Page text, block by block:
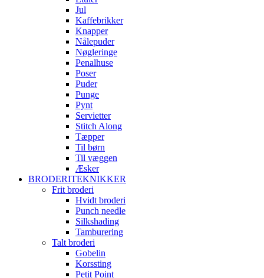
Jul
Kaffebrikker
Knapper
Nålepuder
Nøgleringe
Penalhuse
Poser
Puder
Punge
Pynt
Servietter
Stitch Along
Tæpper
Til børn
Til væggen
Æsker
BRODERITEKNIKKER
Frit broderi
Hvidt broderi
Punch needle
Silkshading
Tamburering
Talt broderi
Gobelin
Korssting
Petit Point